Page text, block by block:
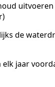
de
jaar